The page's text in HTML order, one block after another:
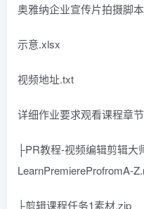
奥雅纳企业宣传片拍摄脚
示意.xlsx
视频地址.txt
详细作业要求观看课程章
├PR教程-视频编辑剪辑
LearnPremiereProfromA-
├剪辑课程任务1素材.zip